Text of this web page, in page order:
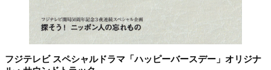
フジテレビ スペシャルドラマ「ハッピーバースデー」オリジナ